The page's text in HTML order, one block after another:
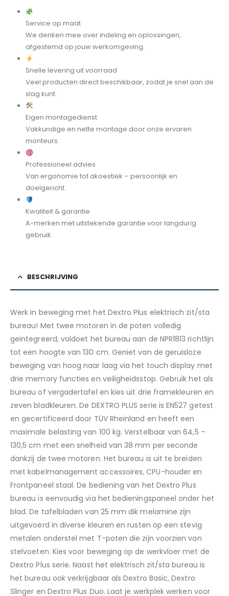
Service op maat
We denken mee over indeling en oplossingen,
afgestemd op jouw werkomgeving.
Snelle levering uit voorraad
Veel producten direct beschikbaar, zodat je snel aan de
slag kunt.
Eigen montagedienst
Vakkundige en nette montage door onze ervaren
monteurs.
Professioneel advies
Van ergonomie tot akoestiek – persoonlijk en
doelgericht.
Kwaliteit & garantie
A-merken met uitstekende garantie voor langdurig
gebruik.
BESCHRIJVING
Werk in beweging met het Dextro Plus elektrisch zit/sta
bureau! Met twee motoren in de poten volledig
geïntegreerd, voldoet het bureau aan de NPR1813 richtlijn
tot een hoogte van 130 cm. Geniet van de geruisloze
beweging van hoog naar laag via het touch display met
drie memory functies en veiligheidsstop. Gebruik het als
bureau of vergadertafel en kies uit drie framekleuren en
zeven bladkleuren. De DEXTRO PLUS serie is EN527 getest
en gecertificeerd door TÜV Rheinland en heeft een
maximale belasting van 100 kg. Verstelbaar van 64,5 –
130,5 cm met een snelheid van 38 mm per seconde
dankzij de twee motoren. Het bureau is uit te breiden
met kabelmanagement accessoires, CPU-houder en
Frontpaneel staal. De bediening van het Dextro Plus
bureau is eenvoudig via het bedieningspaneel onder het
blad. De tafelbladen van 25 mm dik melamine zijn
uitgevoerd in diverse kleuren en rusten op een stevig
metalen onderstel met T-poten die zijn voorzien van
stelvoeten. Kies voor beweging op de werkvloer met de
Dextro Plus serie. Naast het elektrisch zit/sta bureau is
het bureau ook verkrijgbaar als Dextro Basic, Dextro
Slinger en Dextro Plus Duo. Laat je werkplek werken voor